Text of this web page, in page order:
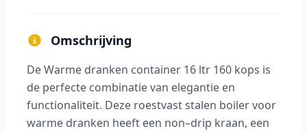
Omschrijving
De Warme dranken container 16 ltr 160 kops is
de perfecte combinatie van elegantie en
functionaliteit. Deze roestvast stalen boiler voor
warme dranken heeft een non–drip kraan, een